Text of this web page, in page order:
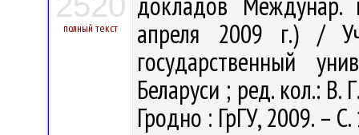
полный текст
апреля 2009 г.) /
государственный
Беларуси ; ред. кол.:
Гродно : ГрГУ, 2009. –